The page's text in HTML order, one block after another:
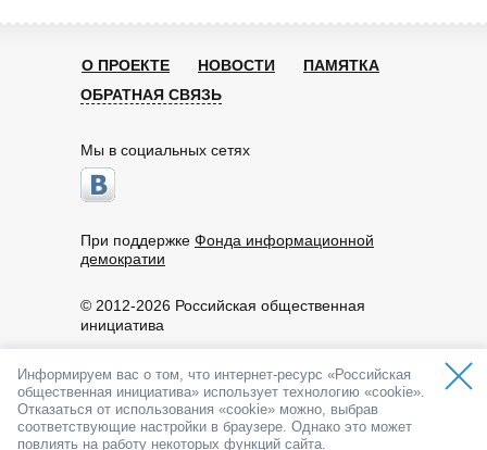
© 2012-2026 Российская общественная
инициатива
По вопросам работы портала обращайтесь:
info@roi.ru
8-800-200-61-62
API РОИ
О ПРОЕКТЕ НОВОСТИ
ПАМЯТКА
ОБРАТНАЯ СВЯЗЬ
Мы в социальных сетях
При поддержке Фонда информационной
демократии
Информируем вас о том, что интернет-ресурс «Российская
общественная инициатива» использует технологию «cookie».
Отказаться от использования «cookie» можно, выбрав
соответствующие настройки в браузере. Однако это может
повлиять на работу некоторых функций сайта.